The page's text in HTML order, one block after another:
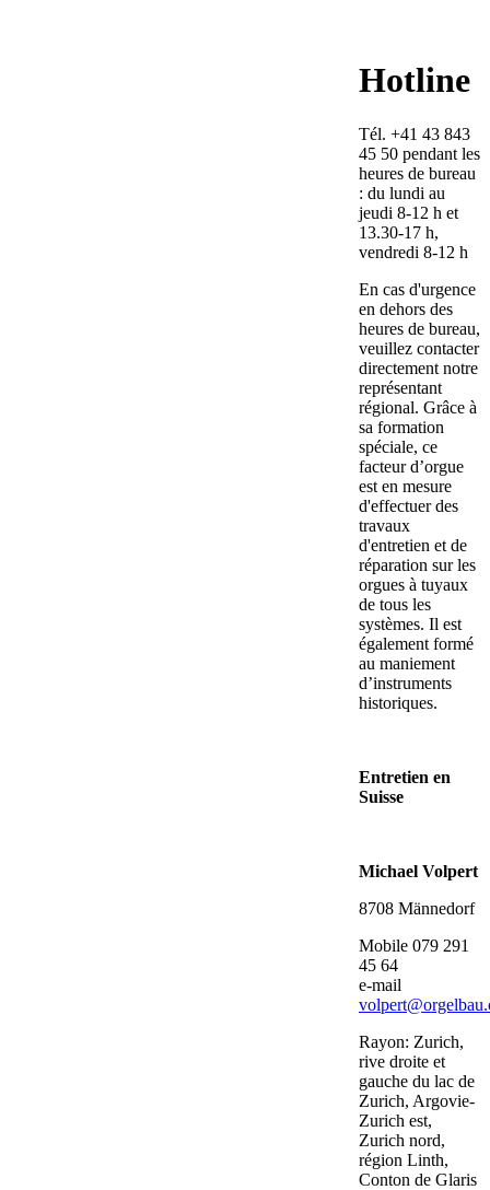
Hotline
Tél. +41 43 843
45 50 pendant les
heures de bureau
: du lundi au
jeudi 8-12 h et
13.30-17 h,
vendredi 8-12 h
En cas d'urgence
en dehors des
heures de bureau,
veuillez contacter
directement notre
représentant
régional. Grâce à
sa formation
spéciale, ce
facteur d’orgue
est en mesure
d'effectuer des
travaux
d'entretien et de
réparation sur les
orgues à tuyaux
de tous les
systèmes. Il est
également formé
au maniement
d’instruments
historiques.
Entretien en
Suisse
Michael Volpert
8708 Männedorf
Mobile 079 291
45 64
e-mail
Rayon: Zurich,
rive droite et
gauche du lac de
Zurich, Argovie-
Zurich est,
Zurich nord,
région Linth,
Conton de Glaris